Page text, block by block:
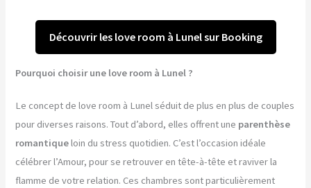
Découvrir les love room à Lunel sur Booking
Pourquoi choisir une love room à Lunel ?
Le concept de love room à Lunel séduit de plus en plus de couples
pour diverses raisons. Tout d’abord, elles offrent une parenthèse
romantiqueloin du stress quotidien. C’est l’occasion idéale
célébrer l’Amour, pour se retrouver en tête-à-tête et raviver la
flamme de votre relation. Ces chambres sont particulièrement